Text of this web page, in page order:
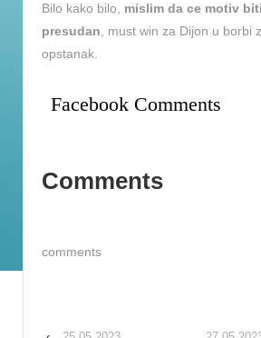
Bilo kako bilo, mislim da ce motiv biti
presudan, must win za Dijon u borbi
opstanak.
Facebook Comments
Comments
comments